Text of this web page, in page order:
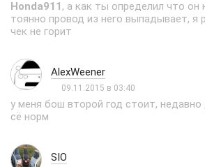
Honda911, а как ты определил что он
тоянно провод из него выпадывает, я
чек не горит
AlexWeener
09.11.2015 в 03:40
у меня бош второй год стоит, недавно
сё норм
SIO